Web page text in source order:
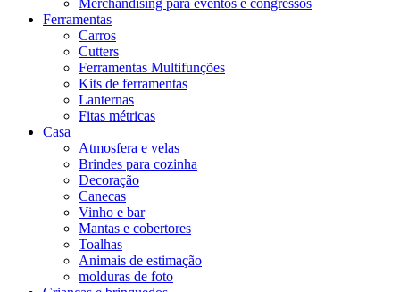
Merchandising para eventos e congressos
Ferramentas
Carros
Cutters
Ferramentas Multifunções
Kits de ferramentas
Lanternas
Fitas métricas
Casa
Atmosfera e velas
Brindes para cozinha
Decoração
Canecas
Vinho e bar
Mantas e cobertores
Toalhas
Animais de estimação
molduras de foto